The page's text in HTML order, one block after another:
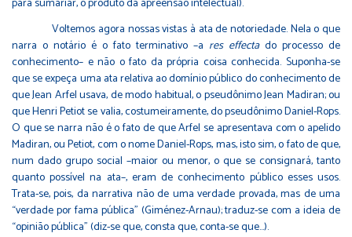
Voltemos agora nossas vistas à ata de notoriedade. Nela o que
narra o notário é o fato terminativo –a res effectado processo de
conhecimento– e não o fato da própria coisa conhecida. Suponha-se
que se expeça uma ata relativa ao domínio público do conhecimento de
que Jean Arfel usava, de modo habitual, o pseudônimo Jean Madiran; ou
que Henri Petiot se valia, costumeiramente, do pseudônimo Daniel-Rops.
O que se narra não é o fato de que Arfel se apresentava com o apelido
Madiran, ou Petiot, com o nome Daniel-Rops, mas, isto sim, o fato de que,
num dado grupo social –maior ou menor, o que se consignará, tanto
quanto possível na ata–, eram de conhecimento público esses usos.
Trata-se, pois, da narrativa não de uma verdade provada, mas de uma
“verdade por fama pública” (Giménez-Arnau); traduz-se com a ideia de
“opinião pública” (diz-se que, consta que, conta-se que…).